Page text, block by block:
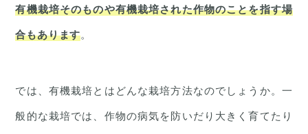
有機栽培そのものや有機栽培された作物のことを指す場
合もあります。
では、有機栽培とはどんな栽培方法なのでしょうか。一
般的な栽培では、作物の病気を防いだり大きく育てたり